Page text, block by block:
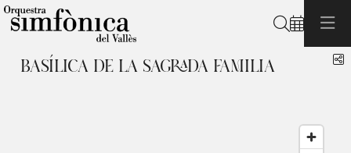
Search
BASÍLICA DE LA SAGRADA FAMILIA